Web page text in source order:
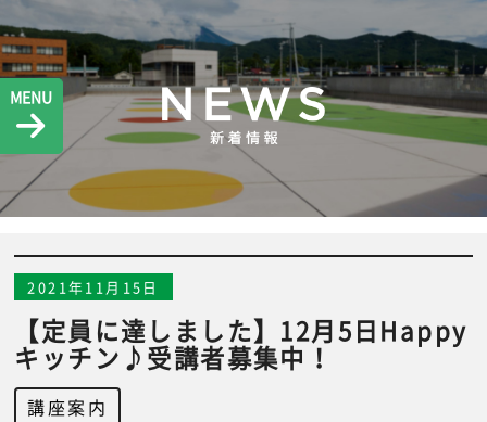
MENU
2021年11月15日
【定員に達しました】12月5日Happy
キッチン♪受講者募集中！
講座案内